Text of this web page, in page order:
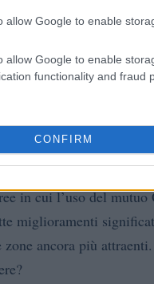
allow Google to enable
allow Google to enable
functionality and fraud
CONFIRM
per i prossimi
opzioni valide per chi
motore di crescita?
su
vicinanza al
si distinguono
il Politecnico. Infine,
in cui l’uso del mutuo
miglioramenti
ancora più